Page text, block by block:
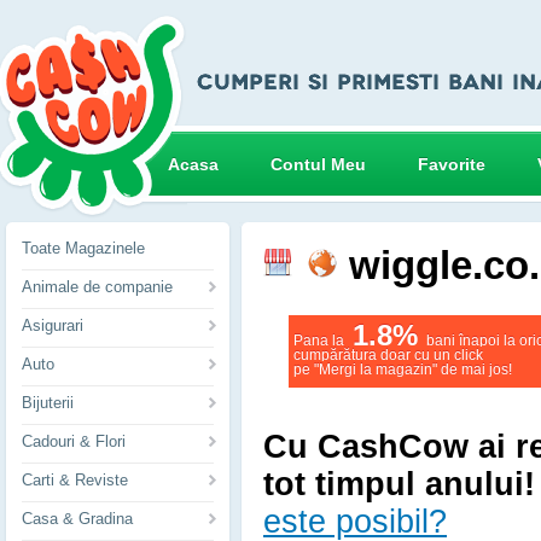
Acasa Contul Meu Favorite
Pana la 1.8% bani înapoi la
cumpărătura doar cu un click
pe "Mergi la magazin" de mai jos!
Cu CashCow ai
tot timpul anului!
este posibil?
Toate Magazinele
Animale de companie
Asigurari
Auto
Bijuterii
Cadouri & Flori
Carti & Reviste
Casa & Gradina